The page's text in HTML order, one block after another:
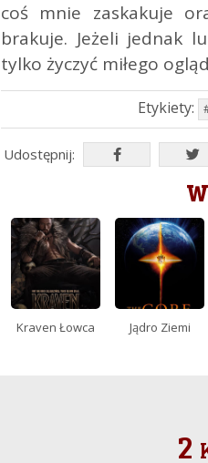
coś mnie zaskakuje
brakuje. Jeżeli jednak
tylko życzyć miłego
Etykiety:
Udostępnij:
Kraven Łowca Jądro Ziemi
2